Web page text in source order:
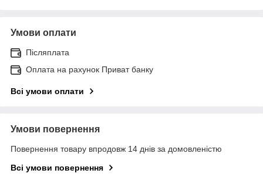
Умови оплати
Післяплата
Оплата на рахунок Приват банку
Всі умови оплати
Умови повернення
Повернення товару впродовж 14 днів за домовленістю
Всі умови повернення